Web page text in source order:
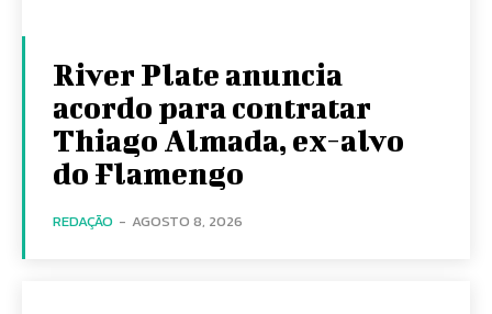
River Plate anuncia
acordo para contratar
Thiago Almada, ex-alvo
do Flamengo
REDAÇÃO - AGOSTO 8, 2026